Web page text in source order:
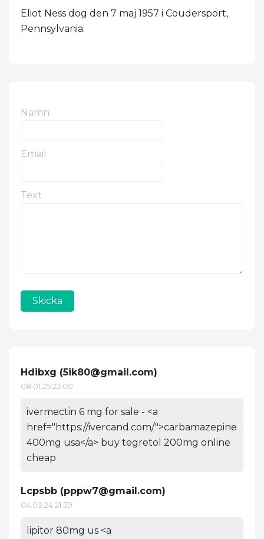
Eliot Ness dog den 7 maj 1957 i Coudersport,
Pennsylvania.
Namn
Email
Text
Skicka
Hdibxg (5ik80@gmail.com)
08.01.25 22:00
ivermectin 6 mg for sale - <a
href="https://ivercand.com/">carbamazepine
400mg usa</a> buy tegretol 200mg online
cheap
Lcpsbb (pppw7@gmail.com)
04.03.24 21:39
lipitor 80mg us <a